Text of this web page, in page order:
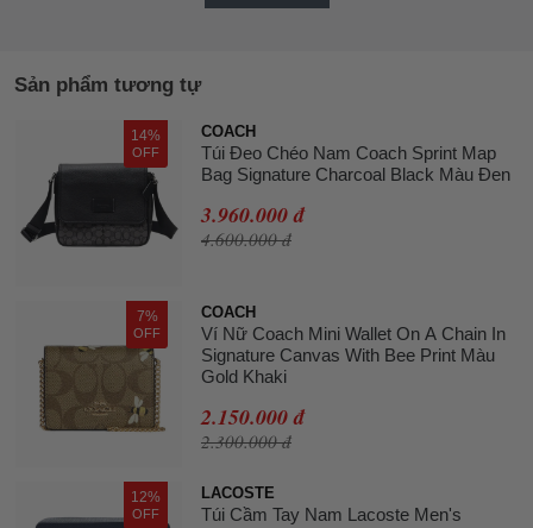
Sản phẩm tương tự
14%
OFF
COACH
Túi Đeo Chéo Nam Coach Sprint Map
Bag Signature Charcoal Black Màu Đen
3.960.000 đ
4.600.000 đ
7%
OFF
COACH
Ví Nữ Coach Mini Wallet On A Chain In
Signature Canvas With Bee Print Màu
Gold Khaki
2.150.000 đ
2.300.000 đ
12%
OFF
LACOSTE
Túi Cầm Tay Nam Lacoste Men's